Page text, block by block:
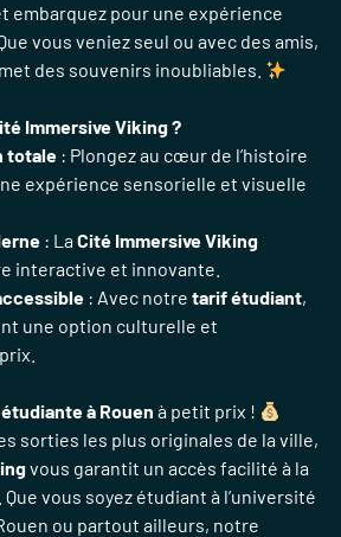
embarquez pour une expérience
vous veniez seul ou avec des amis,
des souvenirs inoubliables.
Immersive Viking ?
totale : Plongez au cœur de l’histoire
expérience sensorielle et visuelle
: LaCité Immersive Viking
interactive et innovante.
: Avec notretarif étudiant,
une option culturelle et
à Rouen à petit prix !
sorties les plus originales de la ville,
vous garantit un accès facilité à la
vous soyez étudiant à l’université
ou partout ailleurs, notre